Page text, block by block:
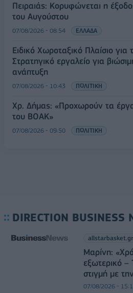
Πειραιάς: Κορυφώνεται η
του Αυγούστου
07/08/2026 - 08:54 ΕΛΛΑΔΑ
Ειδικό Χωροταξικό Πλαίσιο για
Στρατηγικό εργαλείο για
ανάπτυξη
07/08/2026 - 10:43 ΠΟΛΙΤΙΚΗ
Χρ. Δήμας: «Προχωρούν τα
του ΒΟΑΚ»
07/08/2026 - 09:50 ΠΟΛΙΤΙΚΗ
DIRECTION BUSINESS
allstarbasket.gr
Μαρίνη:
εξωτερικό
στιγμή με
07/08/2026 -